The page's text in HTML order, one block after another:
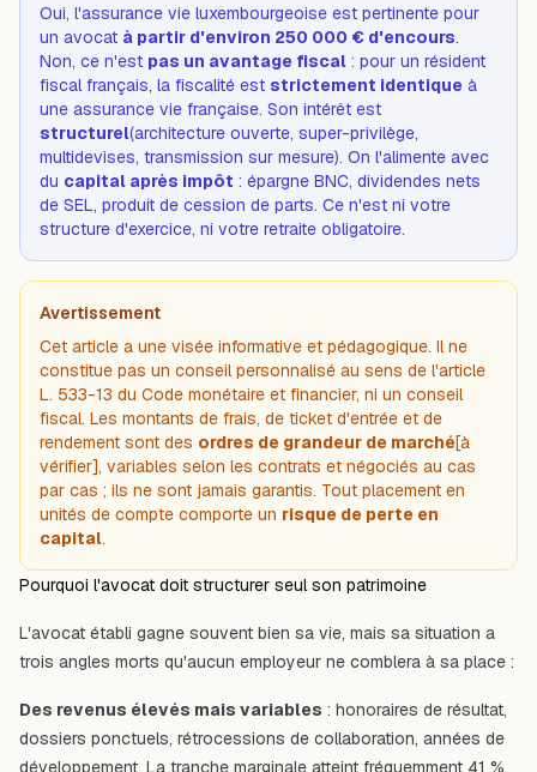
Oui, l'assurance vie luxembourgeoise est pertinente pour
un avocat à partir d'environ 250 000 € d'encours.
Non, ce n'est pas un avantage fiscal : pour un résident
fiscal français, la fiscalité est strictement identique à
une assurance vie française. Son intérêt est
structurel(architecture ouverte, super-privilège,
multidevises, transmission sur mesure). On l'alimente avec
du capital après impôt : épargne BNC, dividendes nets
de SEL, produit de cession de parts. Ce n'est ni votre
structure d'exercice, ni votre retraite obligatoire.
Avertissement
Cet article a une visée informative et pédagogique. Il ne
constitue pas un conseil personnalisé au sens de l'article
L. 533-13 du Code monétaire et financier, ni un conseil
fiscal. Les montants de frais, de ticket d'entrée et de
rendement sont des ordres de grandeur de marché[à
vérifier], variables selon les contrats et négociés au cas
par cas ; ils ne sont jamais garantis. Tout placement en
unités de compte comporte un risque de perte en
capital.
Pourquoi l'avocat doit structurer seul son patrimoine
L'avocat établi gagne souvent bien sa vie, mais sa situation a
trois angles morts qu'aucun employeur ne comblera à sa place :
Des revenus élevés mais variables : honoraires de résultat,
dossiers ponctuels, rétrocessions de collaboration, années de
développement. La tranche marginale atteint fréquemment 41 %